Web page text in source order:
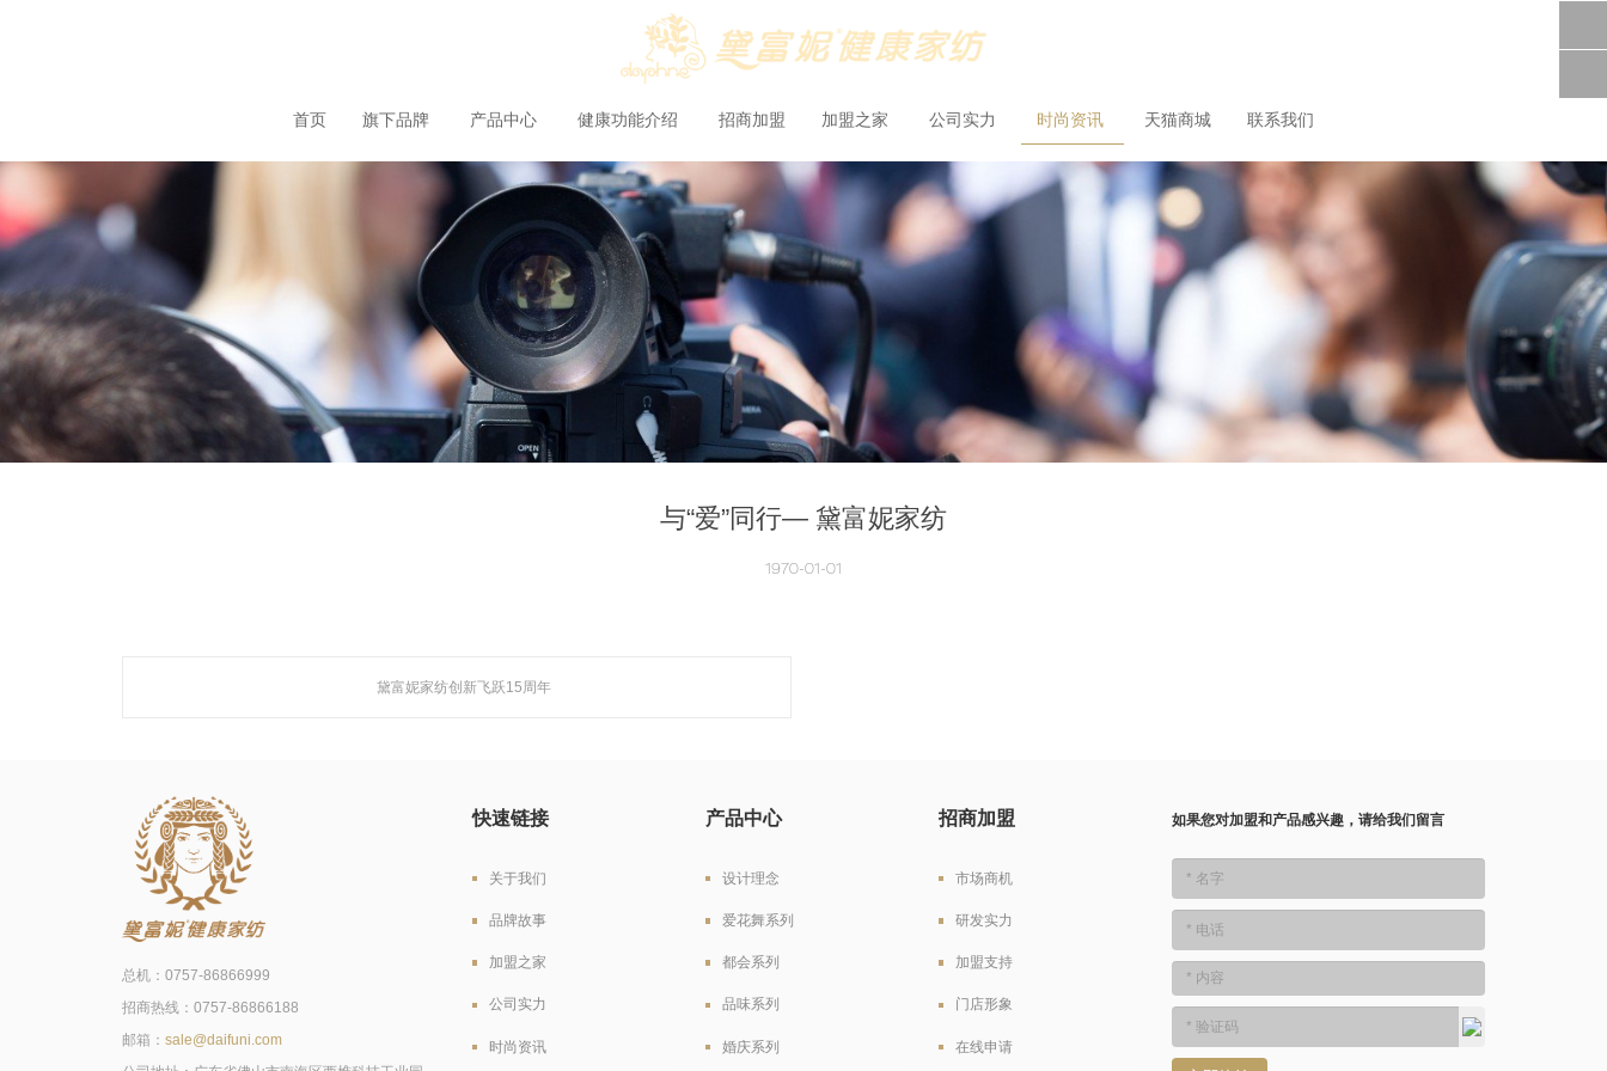
首页 旗下品牌 产品中心 健康功能介绍 招商加盟 加盟之家 公司实力 时尚资讯 天猫商城 联系我们
与“爱”同行— 黛富妮家纺
1970-01-01
黛富妮家纺创新飞跃15周年
总机：0757-86866999
招商热线：0757-86866188
邮箱： sale@daifuni.com
快速链接
关于我们
品牌故事
加盟之家
公司实力
时尚资讯
产品中心
设计理念
爱花舞系列
都会系列
品味系列
婚庆系列
招商加盟
市场商机
研发实力
加盟支持
门店形象
在线申请
如果您对加盟和产品感兴趣，请给我们留言